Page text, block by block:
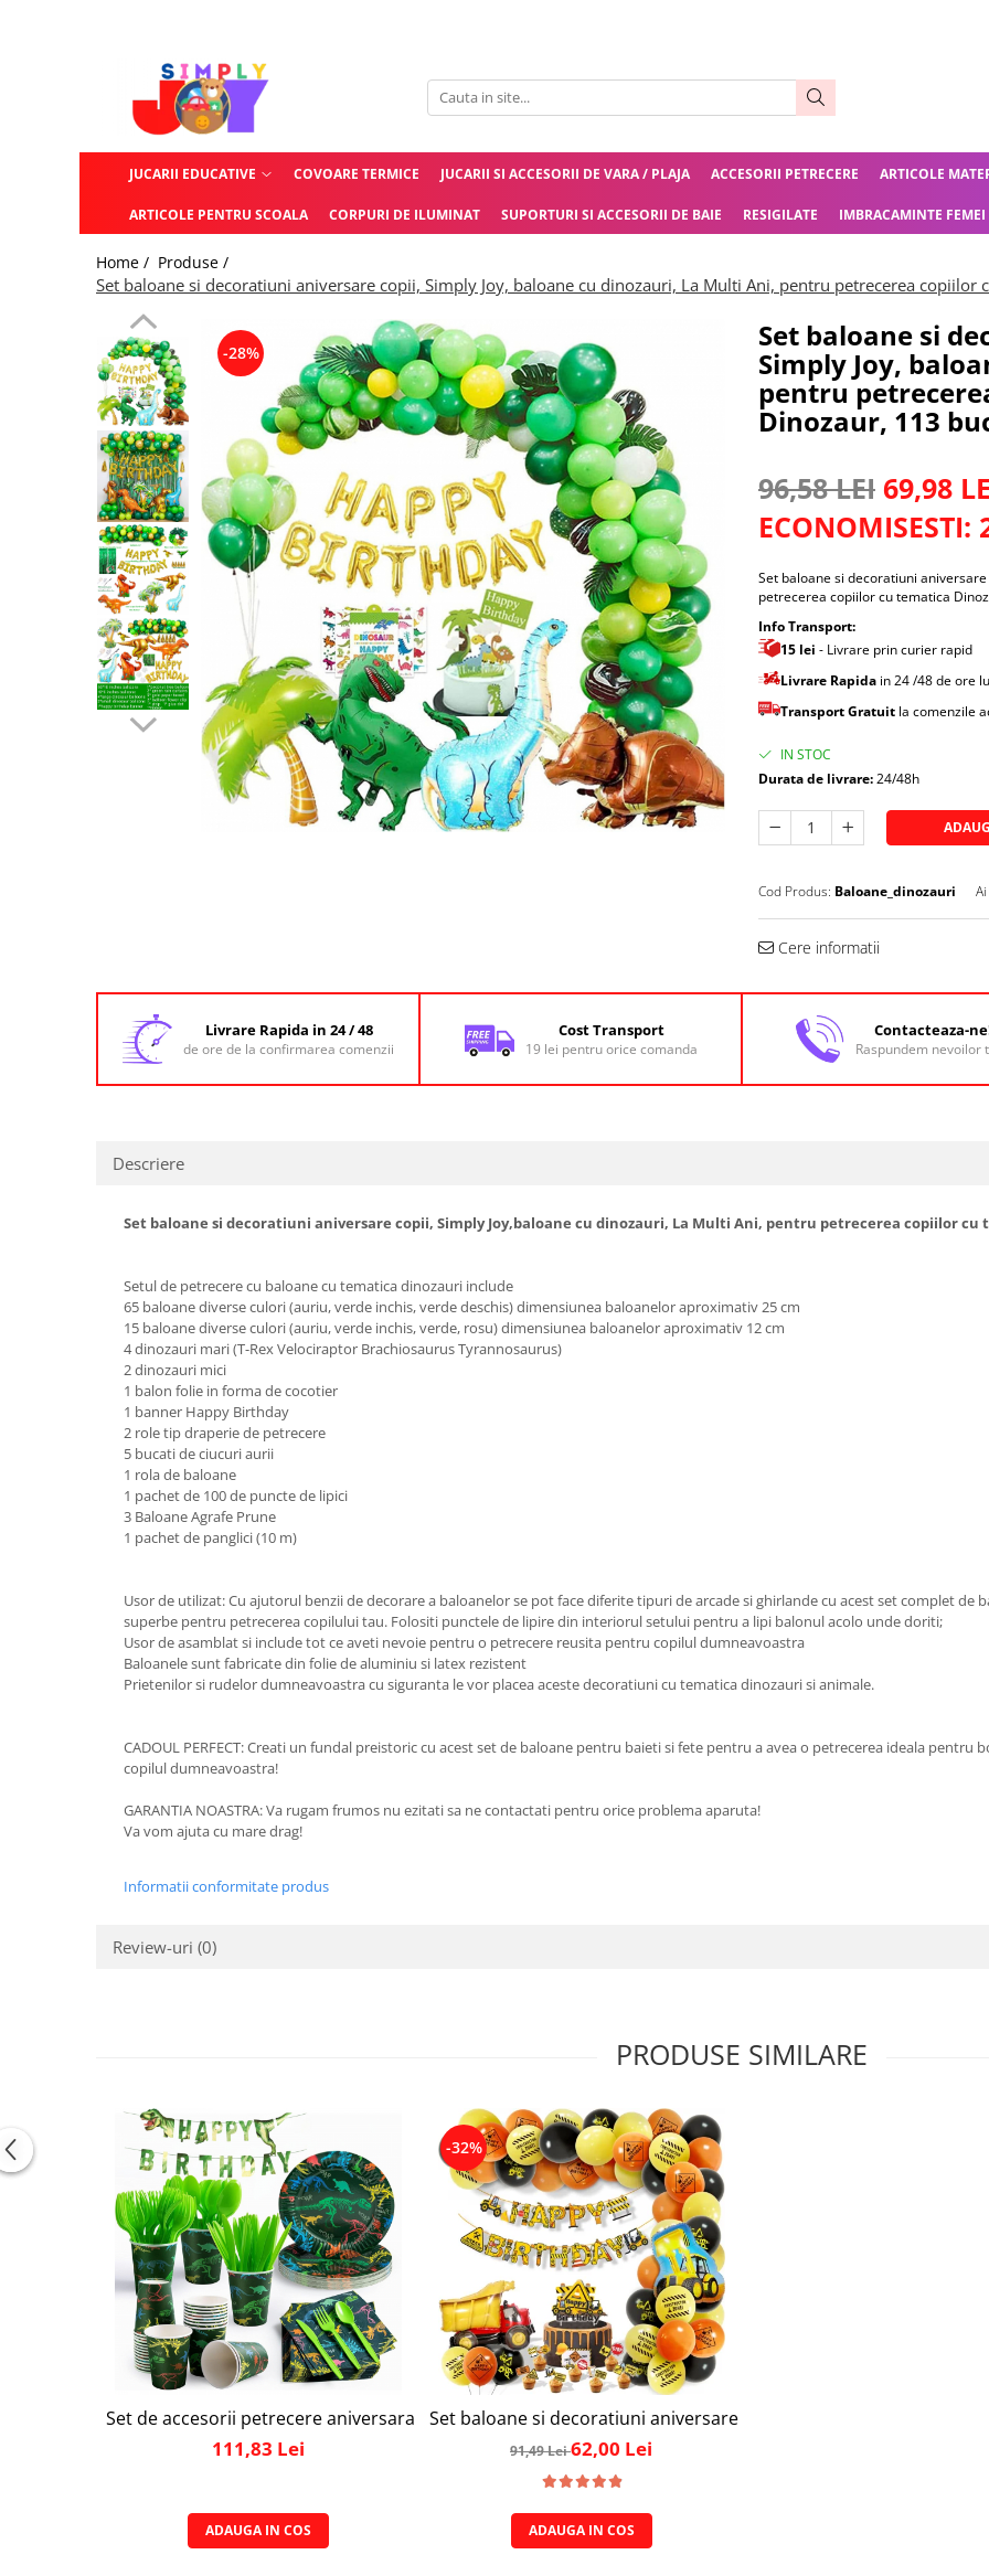
Jucarii bebelusi
Frumusete, bijuterii, accesorii
Puzzle si seturi de construit
Stickere, Abtibilduri, Autocolante
Imbracaminte femei
Costume de baie
Lenjerie intima
JUCARII EDUCATIVE COVOARE TERMICE JUCARII SI ACCESORII DE VARA / PLAJA ACCESORII PETRECERE ARTICOLE
ARTICOLE PENTRU SCOALA CORPURI DE ILUMINAT SUPORTURI SI ACCESORII DE BAIE RESIGILATE IMBRACAMINTE FEMEI
Home / Produse /
Set baloane si decoratiuni aniversare copii, Simply Joy, baloane cu dinozauri, La Multi Ani, pentru petrecerea copiilor
Set baloane si
Simply Joy,
pentru
Dinozaur, 113
-28%
96,58 LEI 69,98
ECONOMISESTI:
Set baloane si decoratiuni
petrecerea copiilor cu tematica
Info Transport:
15 lei - Livrare prin curier rapid
Livrare Rapida in 24 /48 de ore
Transport Gratuit la comenzile
IN STOC
Durata de livrare:24/48h
Cod Produs: Baloane_dinozauri
Cere informatii
Livrare Rapida in 24 / 48
de ore de la confirmarea comenzii
Cost Transport
19 lei pentru orice comanda
Contacteaza-
Raspundem nevoilor
Descriere
Set baloane si decoratiuni aniversare copii, Simply Joy,baloane cu dinozauri, La Multi Ani, pentru petrecerea copiilor cu
Setul de petrecere cu baloane cu tematica dinozauri include
65 baloane diverse culori (auriu, verde inchis, verde deschis) dimensiunea baloanelor aproximativ 25 cm
15 baloane diverse culori (auriu, verde inchis, verde, rosu) dimensiunea baloanelor aproximativ 12 cm
4 dinozauri mari (T-Rex Velociraptor Brachiosaurus Tyrannosaurus)
2 dinozauri mici
1 balon folie in forma de cocotier
1 banner Happy Birthday
2 role tip draperie de petrecere
5 bucati de ciucuri aurii
1 rola de baloane
1 pachet de 100 de puncte de lipici
3 Baloane Agrafe Prune
1 pachet de panglici (10 m)
Usor de utilizat: Cu ajutorul benzii de decorare a baloanelor se pot face diferite tipuri de arcade si ghirlande cu acest set complet
superbe pentru petrecerea copilului tau. Folositi punctele de lipire din interiorul setului pentru a lipi balonul acolo unde doriti;
Usor de asamblat si include tot ce aveti nevoie pentru o petrecere reusita pentru copilul dumneavoastra
Baloanele sunt fabricate din folie de aluminiu si latex rezistent
Prietenilor si rudelor dumneavoastra cu siguranta le vor placea aceste decoratiuni cu tematica dinozauri si animale.
CADOUL PERFECT: Creati un fundal preistoric cu acest set de baloane pentru baieti si fete pentru a avea o petrecerea ideala
copilul dumneavoastra!
GARANTIA NOASTRA: Va rugam frumos nu ezitati sa ne contactati pentru orice problema aparuta!
Va vom ajuta cu mare drag!
Informatii conformitate produs
Review-uri (0)
PRODUSE SIMILARE
Set de accesorii petrecere aniversara, Simply Joy®, 145 Piese, Tematica Dinozauri, Banner “Happy
111,83 Lei
ADAUGA IN COS
-32%
Set baloane si decoratiuni aniversare copii, Simply Joy®, La Multi
91,49 Lei62,00 Lei
ADAUGA IN COS